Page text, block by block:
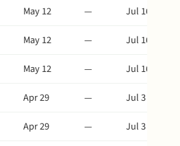
May 12 —
Jul 16
May 12 —
Jul 16
May 12 —
Jul 16
Apr 29 —
Jul 3
Apr 29 —
Jul 3